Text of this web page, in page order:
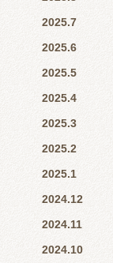
2025.7
2025.6
2025.5
2025.4
2025.3
2025.2
2025.1
2024.12
2024.11
2024.10